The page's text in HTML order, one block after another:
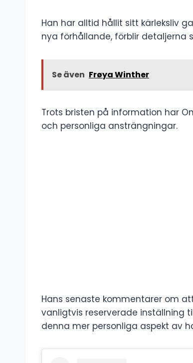
Han har alltid hållit sitt kärleksliv
nya förhållande, förblir detaljerna
Se även Frøya Winther
Trots bristen på information har
och personliga ansträngningar.
Hans senaste kommentarer om
vanligtvis reserverade inställning
denna mer personliga aspekt av